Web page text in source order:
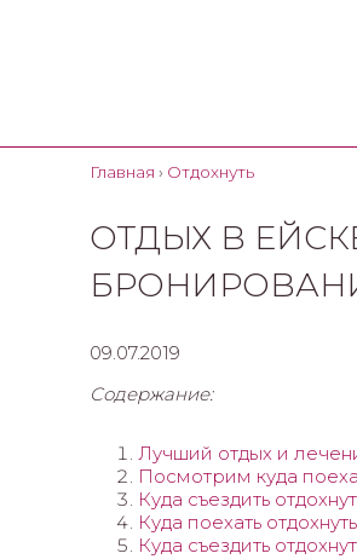
Главная › Отдохнуть
ОТДЫХ В
09.07.2019
Содержание:
Лучший отдых и
Посмотрим куда
Куда съездить
Куда поехать
Куда съездить